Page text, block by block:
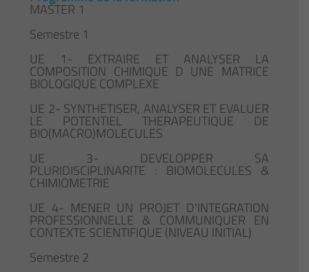
MASTER 1
Semestre 1
UE 1- EXTRAIRE ET ANALYSER LA
COMPOSITION CHIMIQUE D UNE MATRICE
BIOLOGIQUE COMPLEXE
UE 2- SYNTHETISER, ANALYSER ET EVALUER
LE POTENTIEL THERAPEUTIQUE DE
BIO(MACRO)MOLECULES
UE 3- DEVELOPPER SA
PLURIDISCIPLINARITE : BIOMOLECULES &
CHIMIOMETRIE
UE 4- MENER UN PROJET D'INTEGRATION
PROFESSIONNELLE & COMMUNIQUER EN
CONTEXTE SCIENTIFIQUE (NIVEAU INITIAL)
Semestre 2